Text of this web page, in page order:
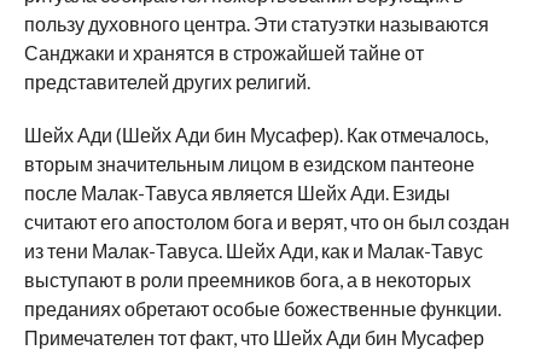
пользу духовного центра. Эти статуэтки называются
Санджаки и хранятся в строжайшей тайне от
представителей других религий.
Шейх Ади (Шейх Ади бин Мусафер). Как отмечалось,
вторым значительным лицом в езидском пантеоне
после Малак-Тавуса является Шейх Ади. Езиды
считают его апостолом бога и верят, что он был создан
из тени Малак-Тавуса. Шейх Ади, как и Малак-Тавус
выступают в роли преемников бога, а в некоторых
преданиях обретают особые божественные функции.
Примечателен тот факт, что Шейх Ади бин Мусафер